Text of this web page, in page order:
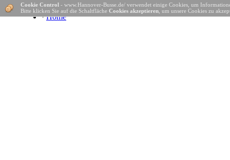
· Home
Cookie Control - www.Hannover-Busse.de/ verwendet einige Cookies, um
Bitte klicken Sie auf die Schaltfläche Cookies akzeptieren , um unsere Cookies zu